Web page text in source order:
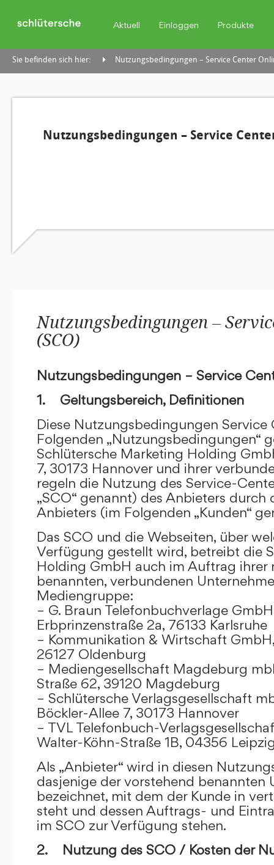
Aktuell Einloggen Produkte
Sie befinden sich hier: Nutzungsbedingungen – Service Center
Nutzungsbedingungen – Service
Nutzungsbedingungen –
(SCO)
Nutzungsbedingungen – Service
1. Geltungsbereich, Definitionen
Diese Nutzungsbedingungen Service
Folgenden „Nutzungsbedingungen“
Schlütersche Marketing Holding
7, 30173 Hannover und ihrer
regeln die Nutzung des Service-
„SCO“ genannt) des Anbieters durch
Anbieters (im Folgenden „Kunden“
Das SCO und die Webseiten, über
Verfügung gestellt wird, betreibt die
Holding GmbH auch im Auftrag ihrer
benannten, verbundenen
Mediengruppe:
– G. Braun Telefonbuchverlage GmbH
Erbprinzenstraße 2a, 76133 Karlsruhe
– Kommunikation & Wirtschaft
26127 Oldenburg
– Mediengesellschaft Magdeburg
Straße 62, 39120 Magdeburg
– Schlütersche Verlagsgesellschaft
Böckler-Allee 7, 30173 Hannover
– TVL Telefonbuch-
Walter-Köhn-Straße 1B, 04356
Als „Anbieter“ wird in diesen
dasjenige der vorstehend benannten
bezeichnet, mit dem der Kunde in
steht und dessen Auftrags- und
im SCO zur Verfügung stehen.
2. Nutzung des SCO / Kosten der